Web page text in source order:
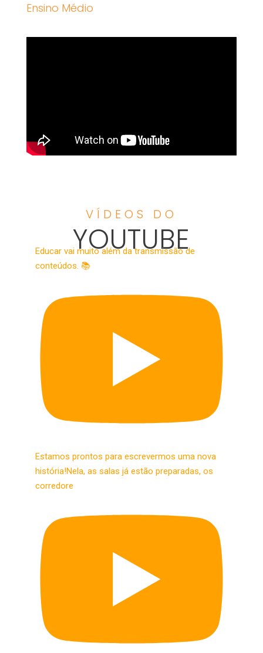
Ensino Médio
VÍDEOS DO
YOUTUBE
Educar vai muito além da transmissão de
conteúdos. 📚​​
Estamos prontos para escrevermos uma nova
história!​Nela, as salas já estão preparadas, os
corredore